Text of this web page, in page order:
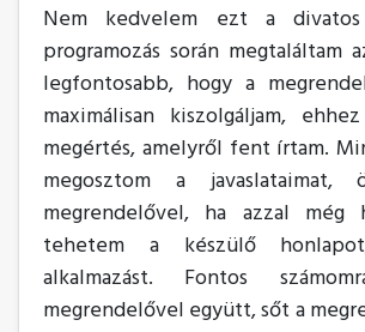
Nem kedvelem ezt a
programozás során megtaláltam
legfontosabb, hogy a
maximálisan kiszolgáljam,
megértés, amelyről fent írtam.
megosztom a
megrendelővel, ha azzal még
tehetem a készülő
alkalmazást. Fontos
megrendelővel együtt, sőt a